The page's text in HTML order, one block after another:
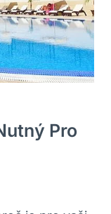
Pro